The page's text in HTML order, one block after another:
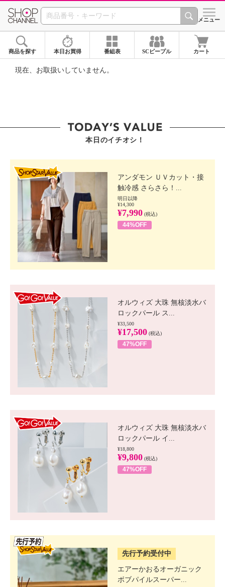
SHOP CHANNEL ショッ
メニュー
商品を探す 本日お買得 番組表 SCピープル カート
現在、お取扱いしていません。
本日のイチオシ！
アンダモン ＵＶカット・接
触冷感 さらさら！...
明日以降
¥14,300
¥7,990 (税込)
44%OFF
オルウィズ 大珠 無核淡水バ
ロックパール ス...
¥33,500
¥17,500 (税込)
47%OFF
オルウィズ 大珠 無核淡水バ
ロックパール イ...
¥18,800
¥9,800 (税込)
47%OFF
先行予約受付中
エアーかおるオーガニック
ボブパイルスーパー...